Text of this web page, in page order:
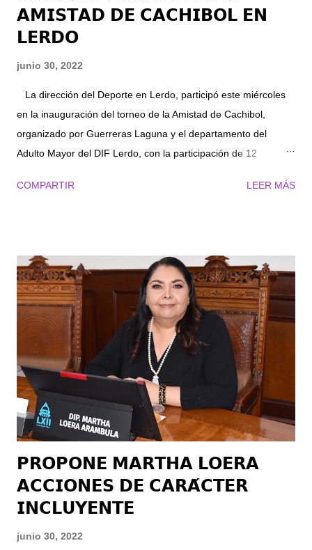
𝗔𝗠𝗜𝗦𝗧𝗔𝗗 𝗗𝗘 𝗖𝗔𝗖𝗛𝗜𝗕𝗢𝗟 𝗘𝗡
𝗟𝗘𝗥𝗗𝗢
junio 30, 2022
La dirección del Deporte en Lerdo, participó este miércoles
en la inauguración del torneo de la Amistad de Cachibol,
organizado por Guerreras Laguna y el departamento del
Adulto Mayor del DIF Lerdo, con la participación de 12
miércoles y jueves disputaron una serie de encuentros que
Navolato, Sinaloa. La inauguración se llevó a cabo en el área
deportiva del Salón de Eventos Eriazito de Lerdo de la Sección
35 del SNTE, a un costado de la Unidad Deportiva México 98.
El entrenador del equipo Guerreras Laguna Baltazar Montes
Castañeda y el director del Deporte en Lerdo Jesús Balderas
en representación del presidente municipal Homero Martínez,
fueron los encargados de llevar a cabo la inauguración oficial
del evento, este último destacó que por ...
COMPARTIR LEER MÁS
𝗣𝗥𝗢𝗣𝗢𝗡𝗘 𝗠𝗔𝗥𝗧𝗛𝗔 𝗟𝗢𝗘𝗥𝗔
𝗔𝗖𝗖𝗜𝗢𝗡𝗘𝗦 𝗗𝗘 𝗖𝗔𝗥𝗔́𝗖𝗧𝗘𝗥
𝗜𝗡𝗖𝗟𝗨𝗬𝗘𝗡𝗧𝗘
junio 30, 2022